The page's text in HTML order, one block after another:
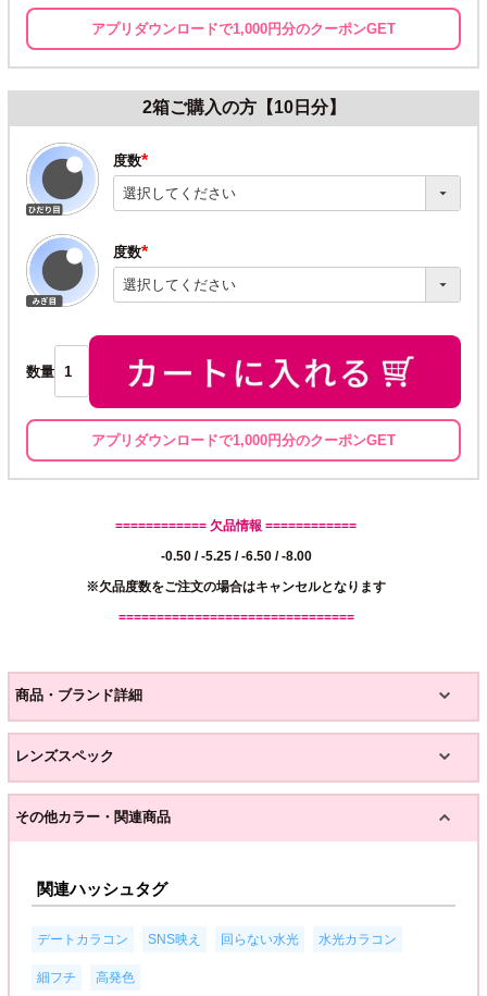
アプリダウンロードで1,000円分のクーポンGET
2箱ご購入の方【10日分】
度数
(必
須)
度数
(必
須)
数量
アプリダウンロードで1,000円分のクーポンGET
============ 欠品情報 ============
-0.50 / -5.25 / -6.50 / -8.00
※欠品度数をご注文の場合はキャンセルとなります
===============================
商品・ブランド詳細
レンズスペック
その他カラー・関連商品
関連ハッシュタグ
デートカラコン SNS映え 回らない水光 水光カラコン
細フチ 高発色